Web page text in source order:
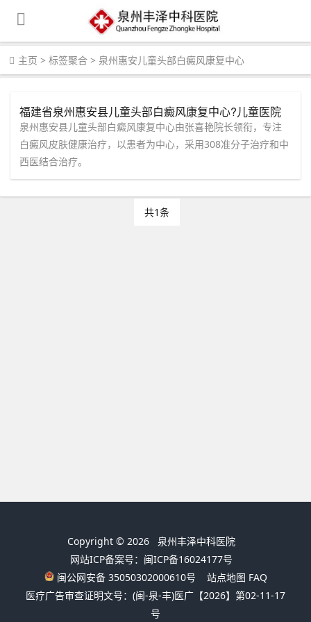
主页 > 标签聚合 > 泉州惠安儿童头部白癜风康复中心
福建省泉州惠安县儿童头部白癜风康复中心?儿童医院
白癜风皮肤健康治疗医院?
泉州惠安县儿童头部白癜风康复中心由张喜艳院长领衔，专注
白癜风皮肤健康治疗，以患者为中心，采用308准分子治疗和中
西医结合治疗。
共1条
Copyright © 2026 泉州丰泽中科医院
网站ICP备案号：闽ICP备16024177号
闽公网安备 35050302000610号
站点地图 FAQ
医疗广告审查证明文号：(闽-泉-丰)医广【2026】第02-11-17
号